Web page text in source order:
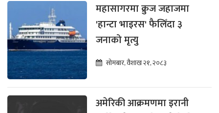
महासागरमा क्रुज जहाजमा
'हान्टा भाइरस' फैलिँदा ३
जनाको मृत्यु
सोमबार, वैशाख २१, २०८३
अमेरिकी आक्रमणमा इरानी